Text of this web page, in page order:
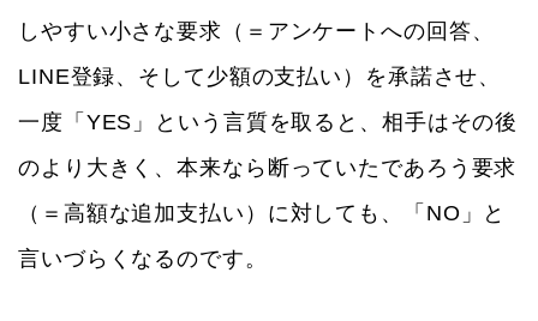
しやすい小さな要求（＝アンケートへの回答、
LINE登録、そして少額の支払い）を承諾させ、
一度「YES」という言質を取ると、相手はその後
のより大きく、本来なら断っていたであろう要求
（＝高額な追加支払い）に対しても、「NO」と
言いづらくなるのです。